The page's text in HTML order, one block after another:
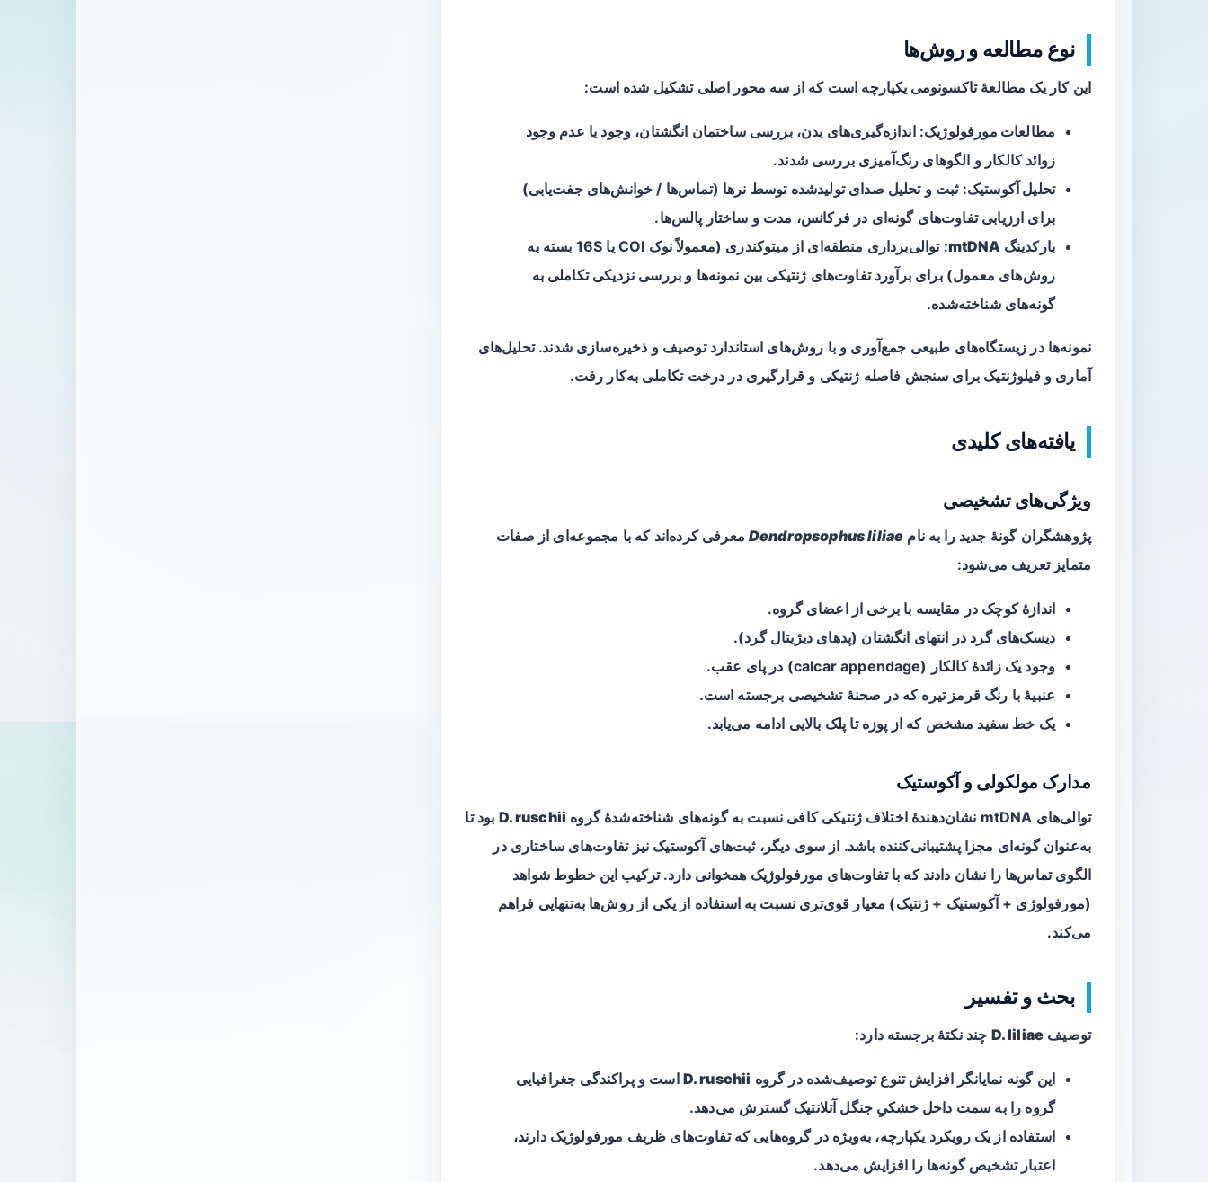
نوع مطالعه و روش‌ها
این کار یک مطالعهٔتاکسونومی یکپارچه است که از سه محور اصلی تشکیل شده است:
مطالعات مورفولوژیک: اندازه‌گیری‌های بدن، بررسی ساختمان انگشتان، وجود یا عدم وجود
زوائد کالکار و الگوهای رنگ‌آمیزی بررسی شدند.
تحلیل آکوستیک: ثبت و تحلیل صدای تولیدشده توسط نرها (تماس‌ها / خوانش‌های جفت‌یابی)
برای ارزیابی تفاوت‌های گونه‌ای در فرکانس، مدت و ساختار پالس‌ها.
بارکدینگ mtDNA
: توالی‌برداری منطقه‌ای از میتوکندری (معمولاً نوک COI یا 16S بسته به
روش‌های معمول) برای برآورد تفاوت‌های ژنتیکی بین نمونه‌ها و بررسی نزدیکی تکاملی به
گونه‌های شناخته‌شده.
نمونه‌ها در زیستگاه‌های طبیعی جمع‌آوری و با روش‌های استاندارد توصیف و ذخیره‌سازی شدند. تحلیل‌های
آماری و فیلوژنتیک برای سنجش فاصله ژنتیکی و قرارگیری در درخت تکاملی به‌کار رفت.
یافته‌های کلیدی
ویژگی‌های تشخیصی
پژوهشگران گونهٔ جدید را به نام Dendropsophus liliae معرفی کرده‌اند که با مجموعه‌ای از صفات
متمایز تعریف می‌شود:
اندازهٔ کوچک در مقایسه با برخی از اعضای گروه.
دیسک‌های گرد در انتهای انگشتان (پدهای دیژیتال گرد).
وجود یک زائدهٔ کالکار (calcar appendage) در پای عقب.
عنبیهٔ با رنگقرمز تیره که در صحنهٔ تشخیصی برجسته است.
یک خط سفید مشخص که از پوزه تا پلک بالایی ادامه می‌یابد.
مدارک مولکولی و آکوستیک
توالی‌های mtDNA نشان‌دهندهٔ اختلاف ژنتیکی کافی نسبت به گونه‌های شناخته‌شدهٔ گروه D. ruschii بود تا
به‌عنوان گونه‌ای مجزا پشتیبانی‌کننده باشد. از سوی دیگر، ثبت‌های آکوستیک نیز تفاوت‌های ساختاری در
الگوی تماس‌ها را نشان دادند که با تفاوت‌های مورفولوژیک همخوانی دارد. ترکیب این خطوط شواهد
(مورفولوژی + آکوستیک + ژنتیک) معیار قوی‌تری نسبت به استفاده از یکی از روش‌ها به‌تنهایی فراهم
می‌کند.
بحث و تفسیر
توصیف D. liliae چند نکتهٔ برجسته دارد:
این گونه نمایانگر افزایش تنوع توصیف‌شده در گروه D. ruschii است و پراکندگی جغرافیایی
گروه را به سمت داخل خشکیِ جنگل آتلانتیک گسترش می‌دهد.
استفاده از یک رویکرد یکپارچه، به‌ویژه در گروه‌هایی که تفاوت‌های ظریف مورفولوژیک دارند،
اعتبار تشخیص گونه‌ها را افزایش می‌دهد.